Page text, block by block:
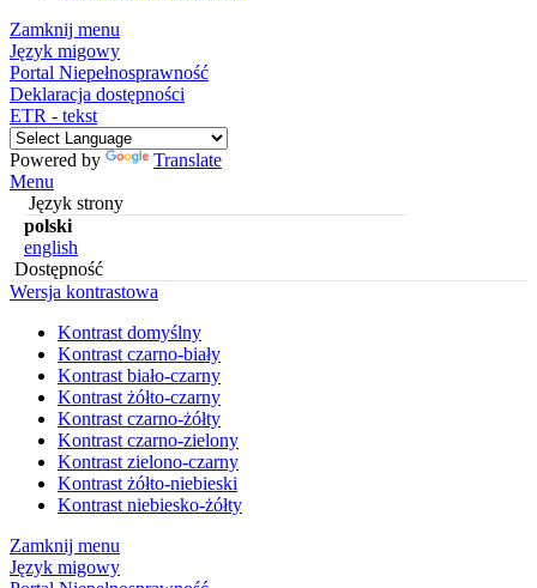
Zamknij menu
Język migowy
Portal Niepełnosprawność
Deklaracja dostępności
ETR - tekst
Powered by
Translate
Menu
Język strony
polski
english
Dostępność
Wersja kontrastowa
Kontrast domyślny
Kontrast czarno-biały
Kontrast biało-czarny
Kontrast żółto-czarny
Kontrast czarno-żółty
Kontrast czarno-zielony
Kontrast zielono-czarny
Kontrast żółto-niebieski
Kontrast niebiesko-żółty
Zamknij menu
Język migowy